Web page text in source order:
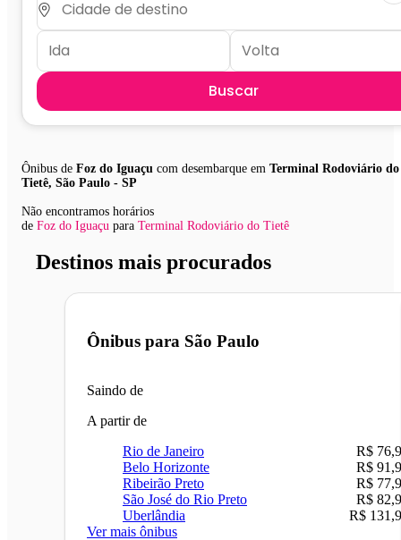
Buscar
Ônibus de Foz do Iguaçu com desembarque em Terminal Rodoviário do
Tietê, São Paulo - SP
Não encontramos horários
de Foz do Iguaçu para Terminal Rodoviário do Tietê
Destinos mais procurados
Ônibus para São Paulo
Saindo de
A partir de
Rio de Janeiro
R$
Belo Horizonte
R$
Ribeirão Preto
R$
São José do Rio Preto
R$
Uberlândia
R$
Ver mais ônibus